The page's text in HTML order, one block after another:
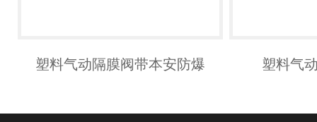
塑料气动隔膜阀带本安防爆 塑料气